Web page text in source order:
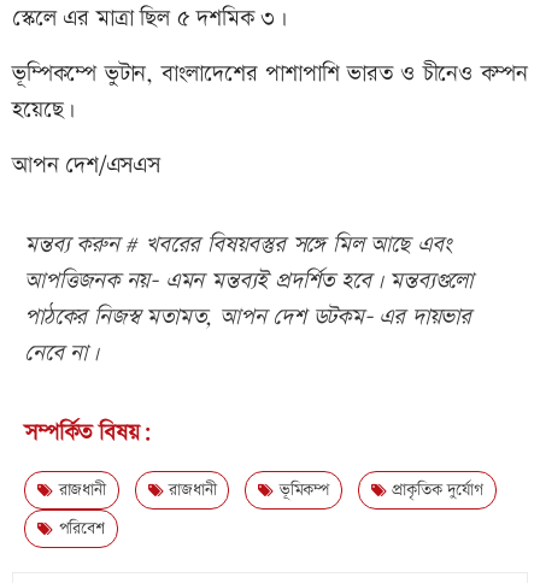
স্কেলে এর মাত্রা ছিল ৫ দশমিক ৩।
ভূম্পিকম্পে ভুটান, বাংলাদেশের পাশাপাশি ভারত ও চীনেও কম্পন
হয়েছে।
আপন দেশ/এসএস
মন্তব্য করুন # খবরের বিষয়বস্তুর সঙ্গে মিল আছে এবং
আপত্তিজনক নয়- এমন মন্তব্যই প্রদর্শিত হবে। মন্তব্যগুলো
পাঠকের নিজস্ব মতামত, আপন দেশ ডটকম- এর দায়ভার
নেবে না।
সম্পর্কিত বিষয়:
রাজধানী রাজধানী ভূমিকম্প
প্রাকৃতিক দুর্যোগ
পরিবেশ